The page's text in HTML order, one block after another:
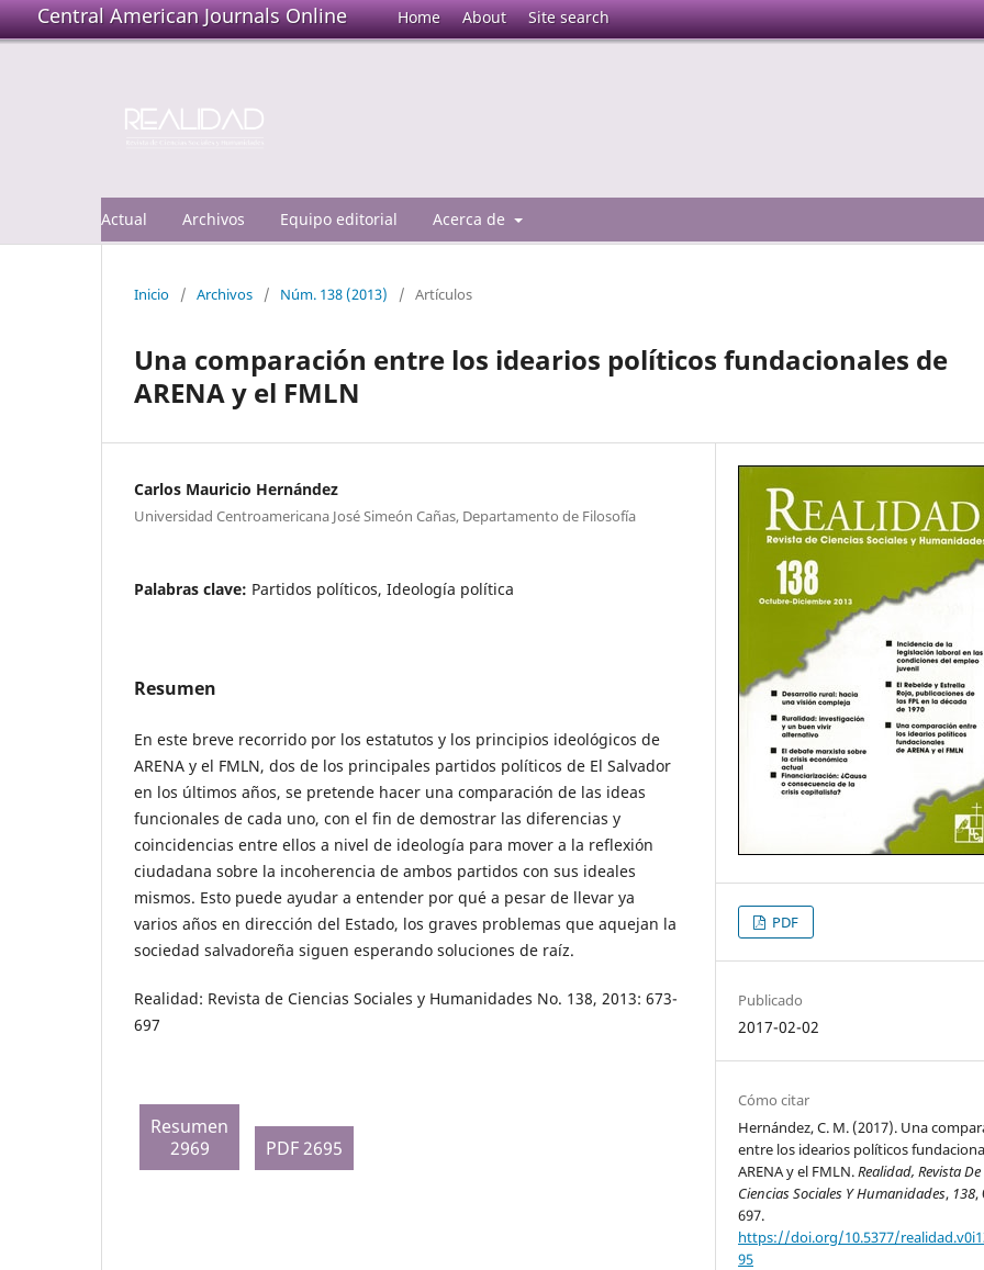
Central American Journals Online Home About Site search
Actual Archivos Equipo editorial Acerca de
Inicio / Archivos / Núm. 138 (2013) / Artículos
Una comparación entre los idearios políticos fundacionales de
ARENA y el FMLN
Carlos Mauricio Hernández
Universidad Centroamericana José Simeón Cañas, Departamento de Filosofía
Palabras clave: Partidos políticos, Ideología política
Resumen
En este breve recorrido por los estatutos y los principios ideológicos de
ARENA y el FMLN, dos de los principales partidos políticos de El Salvador
en los últimos años, se pretende hacer una comparación de las ideas
funcionales de cada uno, con el fin de demostrar las diferencias y
coincidencias entre ellos a nivel de ideología para mover a la reflexión
ciudadana sobre la incoherencia de ambos partidos con sus ideales
mismos. Esto puede ayudar a entender por qué a pesar de llevar ya
varios años en dirección del Estado, los graves problemas que aquejan la
sociedad salvadoreña siguen esperando soluciones de raíz.
Realidad: Revista de Ciencias Sociales y Humanidades No. 138, 2013: 673-
697
Resumen
2969
PDF 2695
PDF
Publicado
2017-02-02
Cómo citar
Hernández, C. M. (2017). Una
entre los idearios políticos
ARENA y el FMLN.Realidad, Revista De
Ciencias Sociales Y Humanidades, 138,
697.
https://doi.org/10.5377/
95